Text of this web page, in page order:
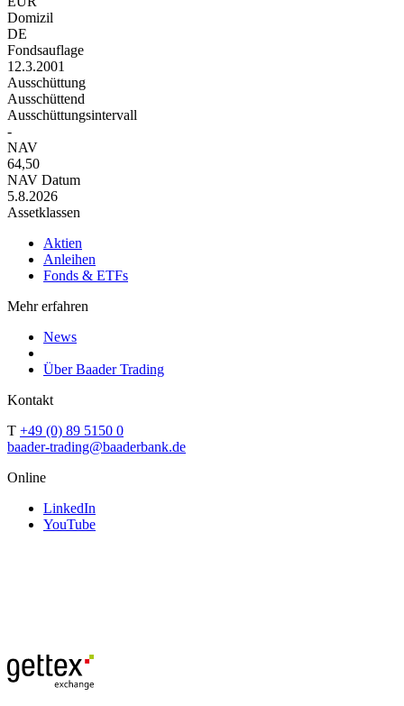
Domizil
DE
Fondsauflage
12.3.2001
Ausschüttung
Ausschüttend
Ausschüttungsintervall
-
NAV
64,50
NAV Datum
5.8.2026
Assetklassen
Aktien
Anleihen
Fonds & ETFs
Mehr erfahren
News
Über Baader Trading
Kontakt
T +49 (0) 89 5150 0
baader-trading@baaderbank.de
Online
LinkedIn
YouTube